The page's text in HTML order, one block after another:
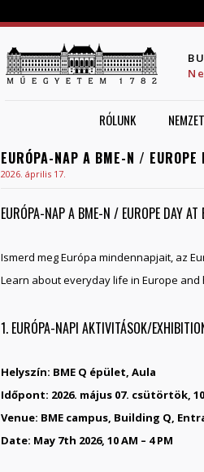
RÓLUNK
EURÓPA-NAP A BME-N / EUROPE
2026. április 17.
EURÓPA-NAP A BME-N / EUROPE DAY AT
Ismerd meg Európa mindennapjait, az
Learn about everyday life in Europe
1. EURÓPA-NAPI AKTIVITÁSOK/
Helyszín: BME Q épület, Aula
Időpont: 2026. május 07. csütörtök,
Venue: BME campus, Building Q,
Date: May 7th 2026, 10 AM – 4 PM